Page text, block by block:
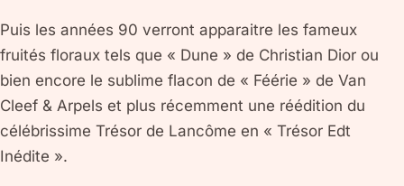
Puis les années 90 verront apparaitre les fameux
fruités floraux tels que « Dune » de Christian Dior ou
bien encore le sublime flacon de « Féérie » de Van
Cleef & Arpels et plus récemment une réédition du
célébrissime Trésor de Lancôme en « Trésor Edt
Inédite ».